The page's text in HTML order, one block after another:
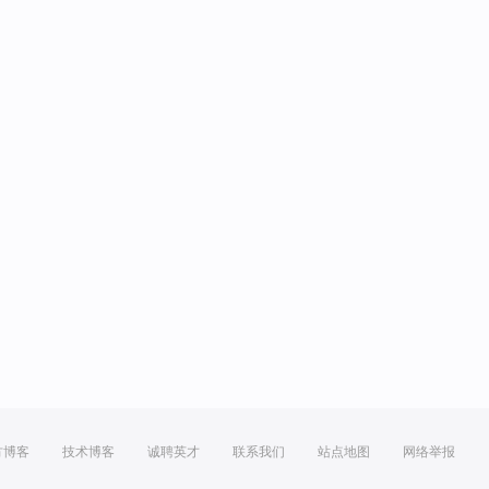
博客 技术博客 诚聘英才 联系我们 站点地图 网络举报